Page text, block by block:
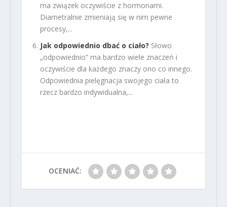
ma związek oczywiście z hormonami.
Diametralnie zmieniają się w nim pewne
procesy,...
Jak odpowiednio dbać o ciało? Słowo
„odpowiednio” ma bardzo wiele znaczeń i
oczywiście dla każdego znaczy ono co innego.
Odpowiednia pielęgnacja swojego ciała to
rzecz bardzo indywidualna,...
OCENIAĆ: